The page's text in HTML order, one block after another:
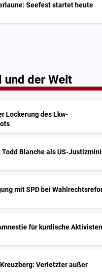
Seefest startet heute
und der Welt
Lockerung des Lkw-
Todd Blanche als US-
mit SPD bei
für kurdische Aktivisten
Verletzter außer